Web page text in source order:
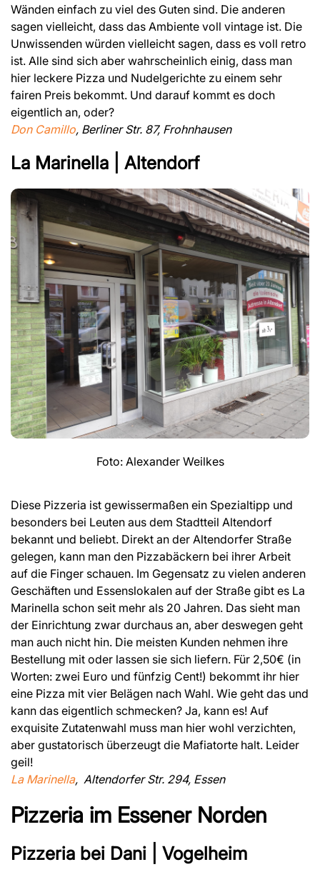
Wänden einfach zu viel des Guten sind. Die anderen
sagen vielleicht, dass das Ambiente voll vintage ist. Die
Unwissenden würden vielleicht sagen, dass es voll retro
ist. Alle sind sich aber wahrscheinlich einig, dass man
hier leckere Pizza und Nudelgerichte zu einem sehr
fairen Preis bekommt. Und darauf kommt es doch
eigentlich an, oder?
Don Camillo, Berliner Str. 87, Frohnhausen
La Marinella | Altendorf
Foto: Alexander Weilkes
Diese Pizzeria ist gewissermaßen ein Spezialtipp und
besonders bei Leuten aus dem Stadtteil Altendorf
bekannt und beliebt. Direkt an der Altendorfer Straße
gelegen, kann man den Pizzabäckern bei ihrer Arbeit
auf die Finger schauen. Im Gegensatz zu vielen anderen
Geschäften und Essenslokalen auf der Straße gibt es La
Marinella schon seit mehr als 20 Jahren. Das sieht man
der Einrichtung zwar durchaus an, aber deswegen geht
man auch nicht hin. Die meisten Kunden nehmen ihre
Bestellung mit oder lassen sie sich liefern. Für 2,50€ (in
Worten: zwei Euro und fünfzig Cent!) bekommt ihr hier
eine Pizza mit vier Belägen nach Wahl. Wie geht das und
kann das eigentlich schmecken? Ja, kann es! Auf
exquisite Zutatenwahl muss man hier wohl verzichten,
aber gustatorisch überzeugt die Mafiatorte halt. Leider
geil!
La Marinella, Altendorfer Str. 294, Essen
Pizzeria im Essener Norden
Pizzeria bei Dani | Vogelheim